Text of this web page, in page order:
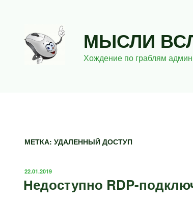
содержимому
МЫСЛИ
Хождение по граблям
МЕТКА: УДАЛЕННЫЙ ДОСТУП
ОПУБЛИКОВАНО
22.01.2019
Недоступно RDP-